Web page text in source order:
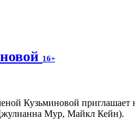
16+
Кузьминовой приглашает
Мур, Майкл Кейн).